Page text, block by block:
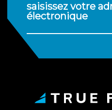
saisissez votre
électronique